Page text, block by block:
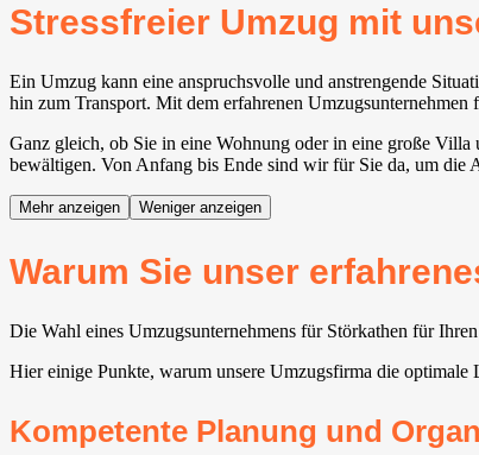
Stressfreier Umzug mit
Ein Umzug kann eine anspruchsvolle und anstrengende
hin zum Transport. Mit dem erfahrenen
Ganz gleich, ob Sie in eine Wohnung oder in eine große
bewältigen. Von Anfang bis Ende sind wir für Sie da, um die
Mehr anzeigen Weniger anzeigen
Warum Sie unser
Die Wahl eines Umzugsunternehmens für Störkathen für
Hier einige Punkte, warum unsere Umzugsfirma die
Kompetente Planung und